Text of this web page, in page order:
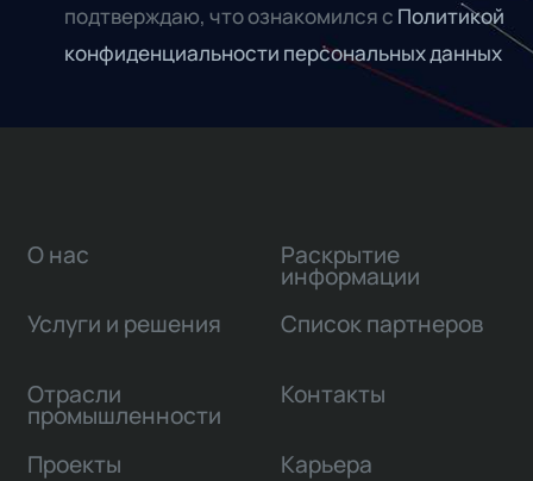
подтверждаю, что ознакомился с Политикой
конфиденциальности персональных данных
О нас
Услуги и решения
Отрасли
промышленности
Проекты
Раскрытие
информации
Список партнеров
Контакты
Карьера